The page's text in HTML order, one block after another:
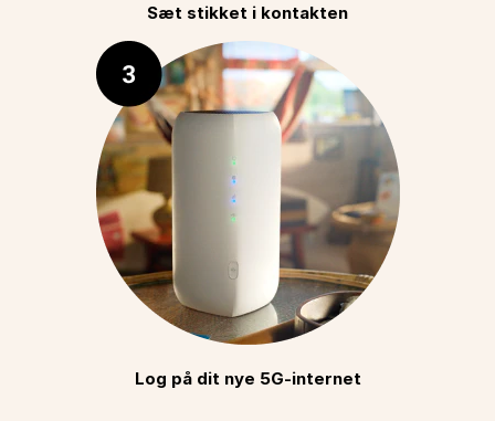
Sæt stikket i kontakten
Log på dit nye 5G-internet